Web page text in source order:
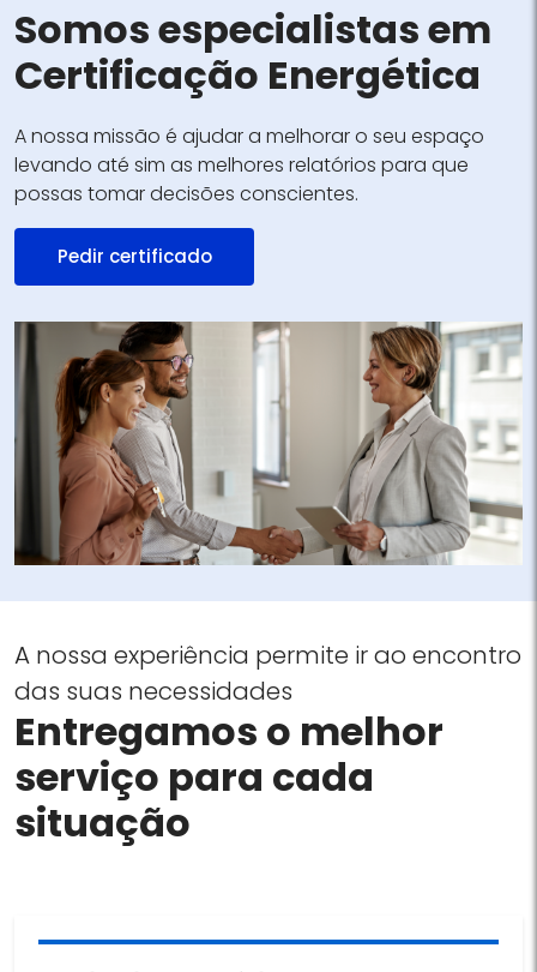
Somos especialistas em
Certificação Energética
A nossa missão é ajudar a melhorar o seu espaço
levando até sim as melhores relatórios para que
possas tomar decisões conscientes.
Pedir certificado
A nossa experiência permite ir ao encontro
das suas necessidades
Entregamos o melhor
serviço para cada
situação